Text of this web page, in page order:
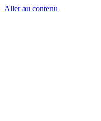
Aller au contenu